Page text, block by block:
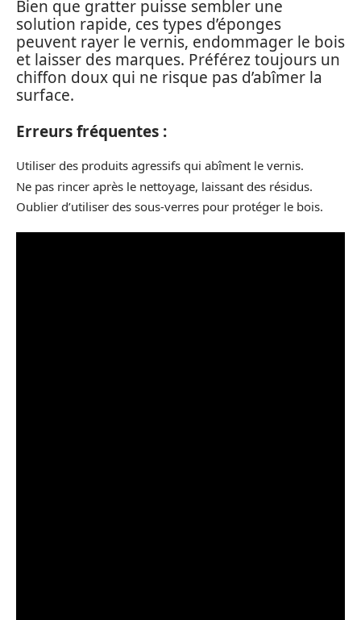
Bien que gratter puisse sembler une
solution rapide, ces types d’éponges
peuvent rayer le vernis, endommager le bois
et laisser des marques. Préférez toujours un
chiffon doux qui ne risque pas d’abîmer la
surface.
Erreurs fréquentes :
Utiliser des produits agressifs qui abîment le vernis.
Ne pas rincer après le nettoyage, laissant des résidus.
Oublier d’utiliser des sous-verres pour protéger le bois.